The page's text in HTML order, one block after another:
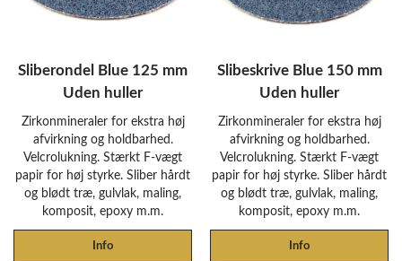
Sliberondel Blue 125 mm
Uden huller
Zirkonmineraler for ekstra høj
afvirkning og holdbarhed.
Velcrolukning. Stærkt F-vægt
papir for høj styrke. Sliber hårdt
og blødt træ, gulvlak, maling,
komposit, epoxy m.m.
Info
Slibeskrive Blue 150 mm
Uden huller
Zirkonmineraler for ekstra høj
afvirkning og holdbarhed.
Velcrolukning. Stærkt F-vægt
papir for høj styrke. Sliber hårdt
og blødt træ, gulvlak, maling,
komposit, epoxy m.m.
Info